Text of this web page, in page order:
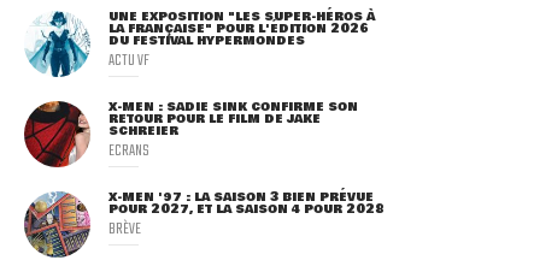
UNE EXPOSITION "LES SUPER-HÉROS À
LA FRANÇAISE" POUR L'ÉDITION 2026
DU FESTIVAL HYPERMONDES
ACTU VF
X-MEN : SADIE SINK CONFIRME SON
RETOUR POUR LE FILM DE JAKE
SCHREIER
ECRANS
X-MEN '97 : LA SAISON 3 BIEN PRÉVUE
POUR 2027, ET LA SAISON 4 POUR 2028
BRÈVE